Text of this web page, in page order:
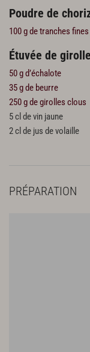
Poudre de
100 g de tranches
Étuvée de
50 g d’échalote
35 g de beurre
250 g de girolles clous
5 cl de vin jaune
2 cl de jus de volaille
PRÉPARATION